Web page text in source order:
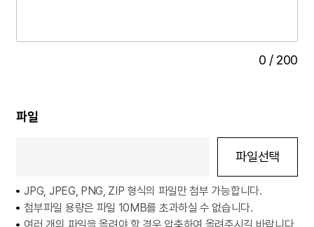
0 / 200
파일
파일선택
JPG, JPEG, PNG, ZIP 형식의 파일만 첨부 가능합니다.
첨부파일 용량은 파일 10MB를 초과하실 수 없습니다.